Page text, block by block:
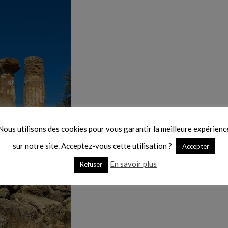
utilisons des cookies pour vous garantir la meilleure
sur notre site. Acceptez-vous cette utilisation ?
Accepter
Refuser En savoir plus